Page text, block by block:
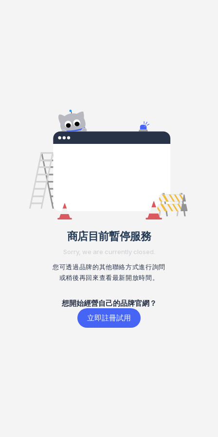
商店目前暫停服務
Sorry, we are currently closed.
您可透過品牌的其他聯絡方式進行詢問
或稍後再回來查看最新開放時間。
想開始經營自己的品牌官網？
立即註冊試用